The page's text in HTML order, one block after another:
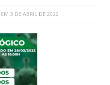
EM 3 DE ABRIL DE 2022